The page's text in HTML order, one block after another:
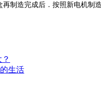
造完成后．按照新电机制造
生活